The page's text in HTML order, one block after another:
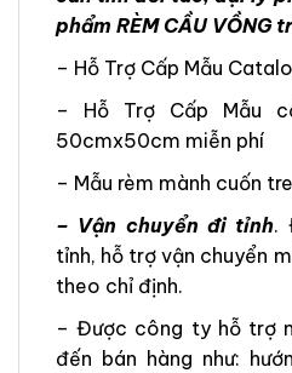
phẩm RÈM CẦU VỒNG
– Hỗ Trợ Cấp Mẫu
– Hỗ Trợ Cấp Mẫu
50cmx50cm miễn phí
– Mẫu rèm mành cuốn
– Vận chuyển đi tỉnh.
tỉnh, hỗ trợ vận chuyển
theo chỉ định.
– Được công ty hỗ trợ
đến bán hàng như: